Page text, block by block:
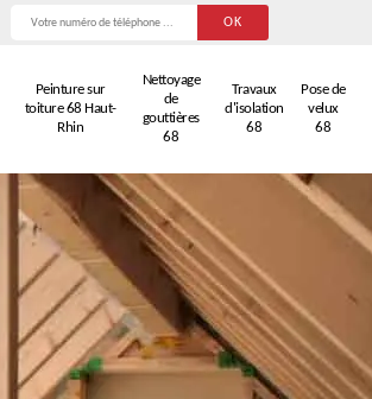
Peinture sur
toiture 68 Haut-
Rhin
Nettoyage
de
gouttières
68
Travaux
d'isolation
68
Pose de
velux
68